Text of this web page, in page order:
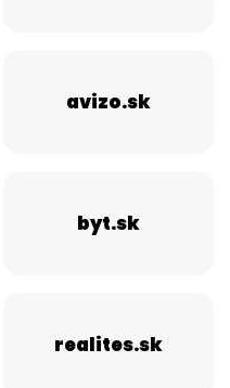
avizo.sk
byt.sk
realites.sk